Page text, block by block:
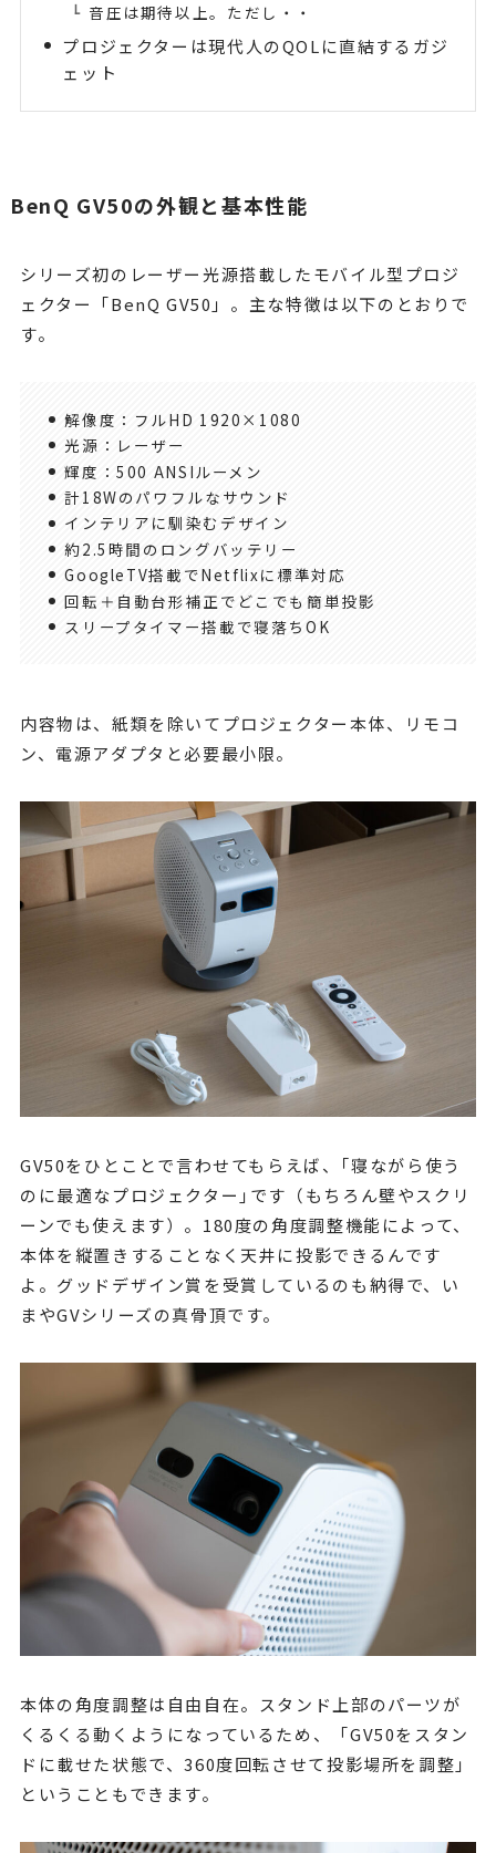
音圧は期待以上。ただし・・
プロジェクターは現代人のQOLに直結するガジ
ェット
BenQ GV50の外観と基本性能
シリーズ初のレーザー光源搭載したモバイル型プロジ
ェクター「BenQ GV50」。主な特徴は以下のとおりで
す。
解像度：フルHD 1920×1080
光源：レーザー
輝度：500 ANSIルーメン
計18Wのパワフルなサウンド
インテリアに馴染むデザイン
約2.5時間のロングバッテリー
GoogleTV搭載でNetflixに標準対応
回転＋自動台形補正でどこでも簡単投影
スリープタイマー搭載で寝落ちOK
内容物は、紙類を除いてプロジェクター本体、リモコ
ン、電源アダプタと必要最小限。
GV50をひとことで言わせてもらえば、｢寝ながら使う
のに最適なプロジェクター｣です（もちろん壁やスクリ
ーンでも使えます）。180度の角度調整機能によって、
本体を縦置きすることなく天井に投影できるんです
よ。グッドデザイン賞を受賞しているのも納得で、い
まやGVシリーズの真骨頂です。
本体の角度調整は自由自在。スタンド上部のパーツが
くるくる動くようになっているため、「GV50をスタン
ドに載せた状態で、360度回転させて投影場所を調整」
ということもできます。